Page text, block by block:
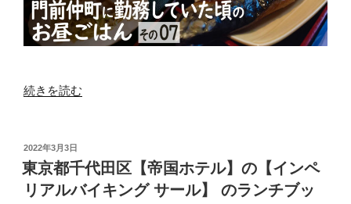
ェ
ッ
ト】
ラ
定
コ
ー
“東
江
東
区
続きを読む
投
稿
日:
2022年3月3日
東京都千代田区【帝国ホテル】の【インペ
リアルバイキング サール】 のランチブッ